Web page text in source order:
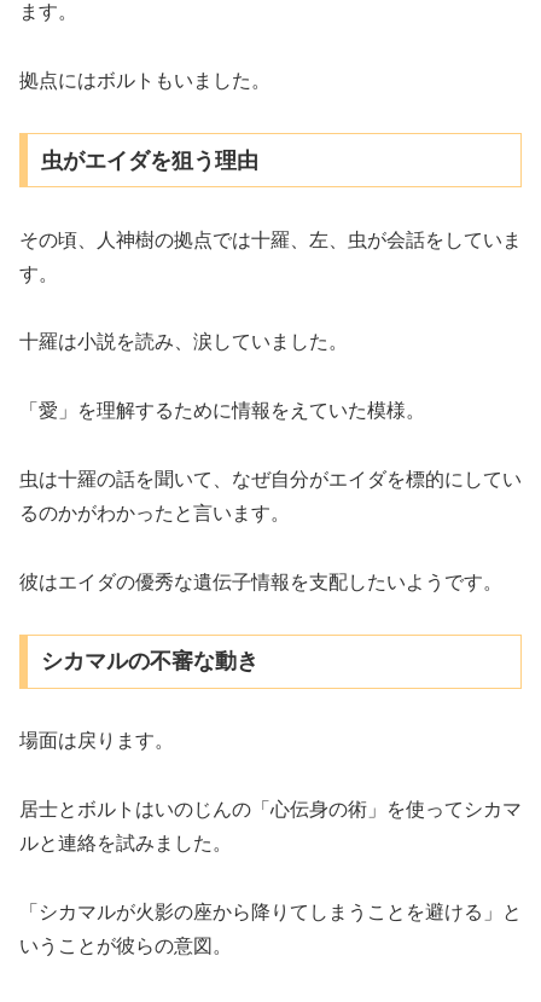
ます。
拠点にはボルトもいました。
虫がエイダを狙う理由
その頃、人神樹の拠点では十羅、左、虫が会話をしていま
す。
十羅は小説を読み、涙していました。
「愛」を理解するために情報をえていた模様。
虫は十羅の話を聞いて、なぜ自分がエイダを標的にしてい
るのかがわかったと言います。
彼はエイダの優秀な遺伝子情報を支配したいようです。
シカマルの不審な動き
場面は戻ります。
居士とボルトはいのじんの「心伝身の術」を使ってシカマ
ルと連絡を試みました。
「シカマルが火影の座から降りてしまうことを避ける」と
いうことが彼らの意図。